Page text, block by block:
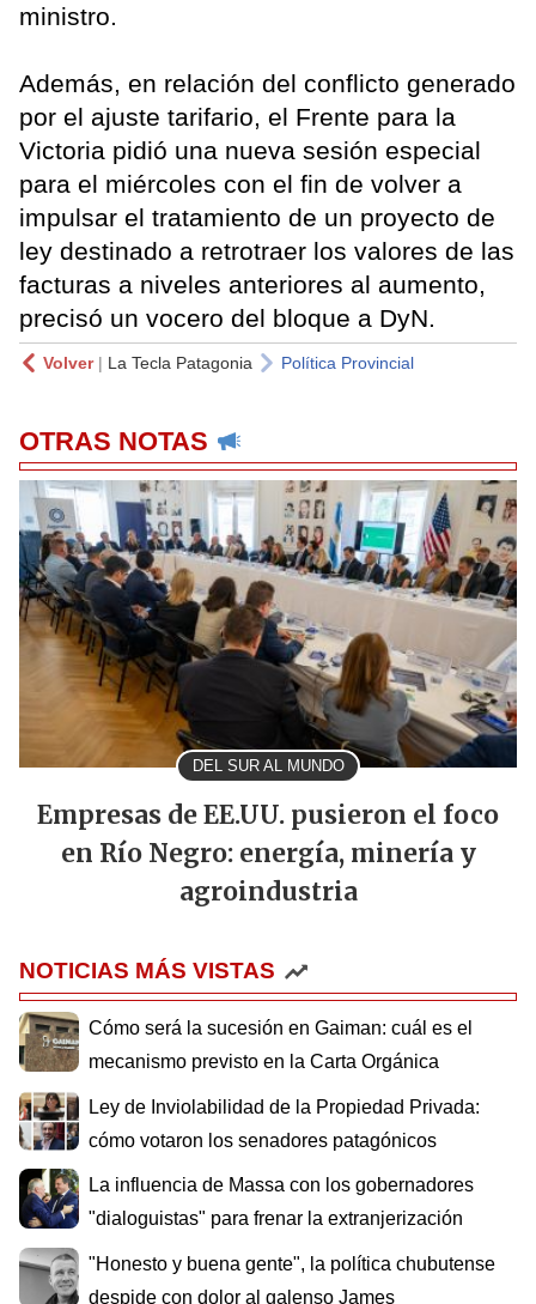
ministro.
Además, en relación del conflicto generado
por el ajuste tarifario, el Frente para la
Victoria pidió una nueva sesión especial
para el miércoles con el fin de volver a
impulsar el tratamiento de un proyecto de
ley destinado a retrotraer los valores de las
facturas a niveles anteriores al aumento,
precisó un vocero del bloque a DyN.
Volver| La Tecla Patagonia Política Provincial
OTRAS NOTAS
DEL SUR AL MUNDO
Empresas de EE.UU. pusieron el foco
en Río Negro: energía, minería y
agroindustria
NOTICIAS MÁS VISTAS
Cómo será la sucesión en Gaiman: cuál es el
mecanismo previsto en la Carta Orgánica
Ley de Inviolabilidad de la Propiedad Privada:
cómo votaron los senadores patagónicos
La influencia de Massa con los gobernadores
"dialoguistas" para frenar la extranjerización
"Honesto y buena gente", la política chubutense
despide con dolor al galenso James